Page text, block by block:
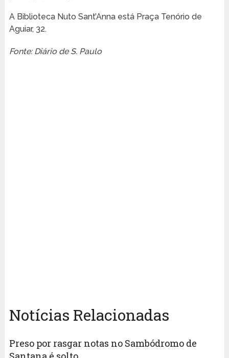
A Biblioteca Nuto Sant’Anna está Praça Tenório de
Aguiar, 32.
Fonte: Diário de S. Paulo
Notícias Relacionadas
Preso por rasgar notas no Sambódromo de